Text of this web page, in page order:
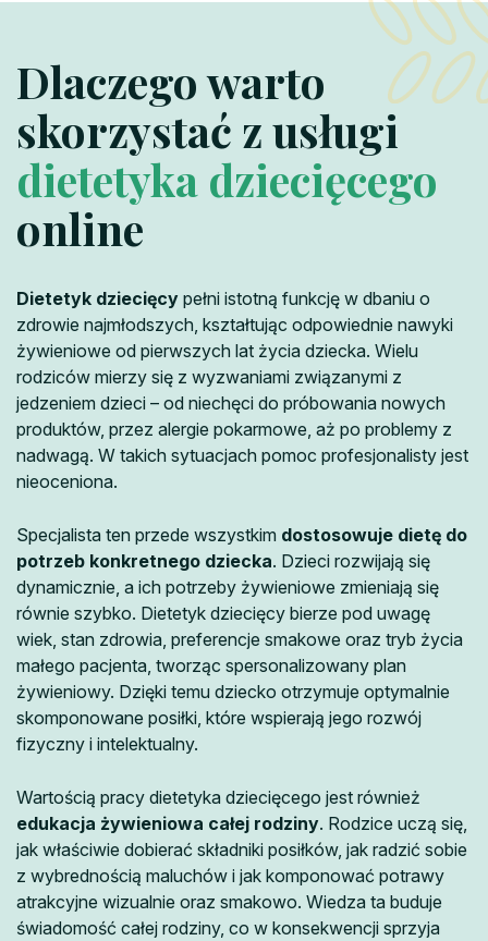
Dlaczego warto
skorzystać z usługi
dietetyka dziecięcego
online
Dietetyk dziecięcy pełni istotną funkcję w dbaniu o
zdrowie najmłodszych, kształtując odpowiednie nawyki
żywieniowe od pierwszych lat życia dziecka. Wielu
rodziców mierzy się z wyzwaniami związanymi z
jedzeniem dzieci – od niechęci do próbowania nowych
produktów, przez alergie pokarmowe, aż po problemy z
nadwagą. W takich sytuacjach pomoc profesjonalisty jest
nieoceniona.
Specjalista ten przede wszystkim dostosowuje dietę do
potrzeb konkretnego dziecka. Dzieci rozwijają się
dynamicznie, a ich potrzeby żywieniowe zmieniają się
równie szybko. Dietetyk dziecięcy bierze pod uwagę
wiek, stan zdrowia, preferencje smakowe oraz tryb życia
małego pacjenta, tworząc spersonalizowany plan
żywieniowy. Dzięki temu dziecko otrzymuje optymalnie
skomponowane posiłki, które wspierają jego rozwój
fizyczny i intelektualny.
Wartością pracy dietetyka dziecięcego jest również
edukacja żywieniowa całej rodziny. Rodzice uczą się,
jak właściwie dobierać składniki posiłków, jak radzić sobie
z wybrednością maluchów i jak komponować potrawy
atrakcyjne wizualnie oraz smakowo. Wiedza ta buduje
świadomość całej rodziny, co w konsekwencji sprzyja